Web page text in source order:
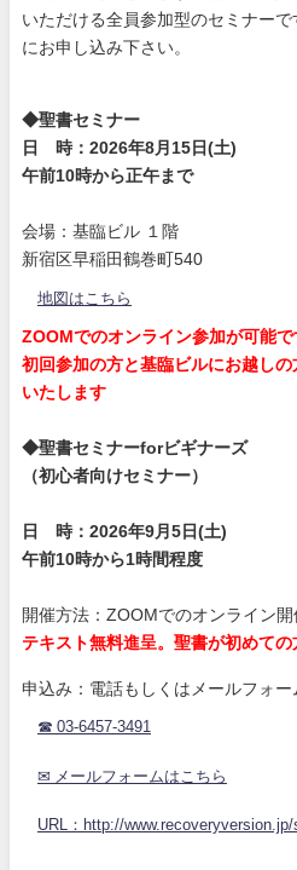
いただける全員参加型のセミナー
にお申し込み下さい。
◆聖書セミナー
日 時：2026年8月15日(土)
午前10時から正午まで
会場：基臨ビル １階
新宿区早稲田鶴巻町540
地図はこちら
ZOOMでのオンライン参加が可能で
初回参加の方と基臨ビルにお越し
いたします
◆聖書セミナーforビギナーズ
（初心者向けセミナー）
日 時：2026年9月5日(土)
午前10時から1時間程度
開催方法：ZOOMでのオンライン開
テキスト無料進呈。聖書が初めて
申込み：電話もしくはメールフォー
☎ 03-6457-3491
✉ メールフォームはこちら
URL：http://